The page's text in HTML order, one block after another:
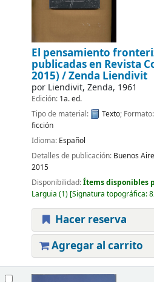
El pensamiento
publicadas en Revista
2015) /Zenda Liendivit
por Liendivit, Zenda, 1961
Edición: 1a. ed.
Tipo de material:
Texto; Formato:
ficción
Idioma: Español
Detalles de publicación: Buenos
2015
Disponibilidad:Ítems disponibles
Larguia (1) Signatura topográfica:
Hacer reserva
Agregar al carrito